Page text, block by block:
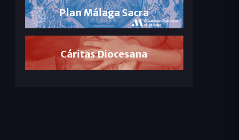
Plan Málaga Sacra
Cáritas Diocesana